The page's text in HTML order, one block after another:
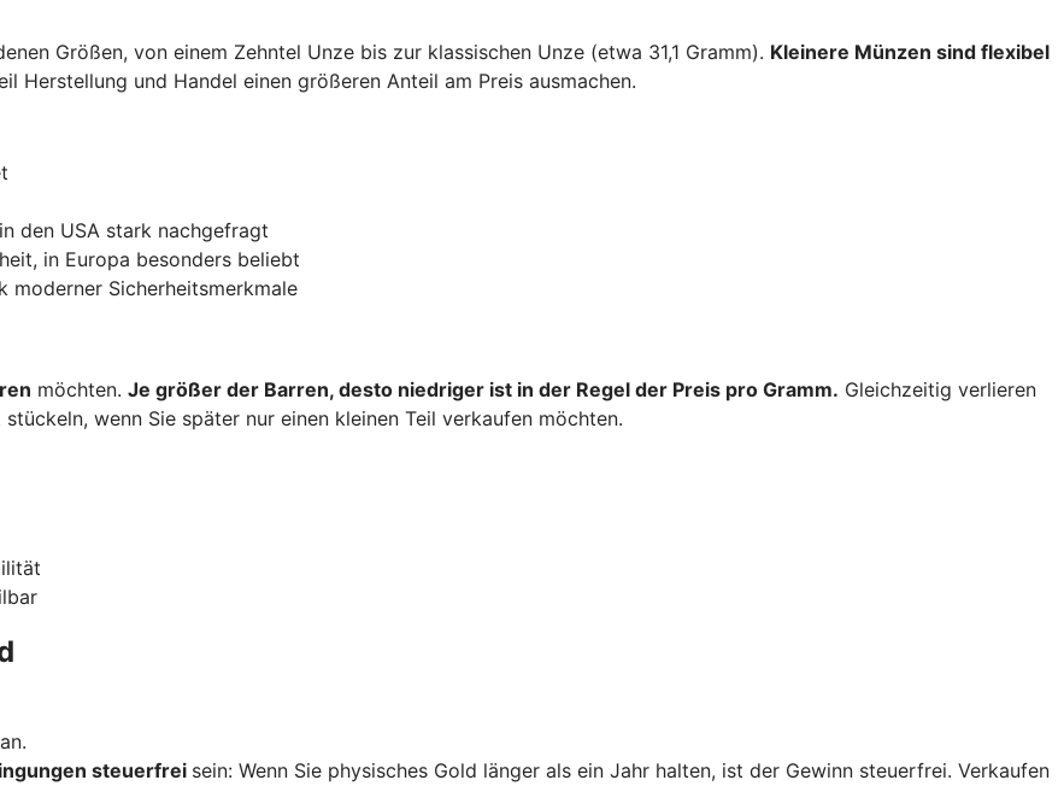
Größen, von einem Zehntel Unze bis zur klassischen Unze (etwa 31,1 Gramm). Kleinere Münzen sind flexibel
Herstellung und Handel einen größeren Anteil am Preis ausmachen.
den USA stark nachgefragt
in Europa besonders beliebt
moderner Sicherheitsmerkmale
möchten. Je größer der Barren, desto niedriger ist in der Regel der Preis pro Gramm. Gleichzeitig verlieren
wenn Sie später nur einen kleinen Teil verkaufen möchten.
an.
steuerfrei sein: Wenn Sie physisches Gold länger als ein Jahr halten, ist der Gewinn steuerfrei. Verkaufen